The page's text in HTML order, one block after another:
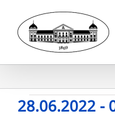
content
Събития
28.06.2022 -